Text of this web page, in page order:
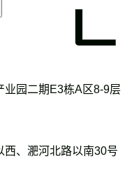
业园二期E3栋A区8-9层
西、淝河北路以南30号